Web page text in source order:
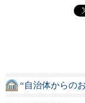
“自治体からの